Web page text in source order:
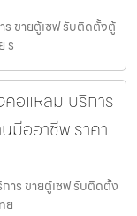
ร ขายตู้เซฟ รับติดตั้งตู้
ร
คอแหลม บริการ
มืออาชีพ ราคา
าร ขายตู้เซฟ รับติดตั้ง
ย